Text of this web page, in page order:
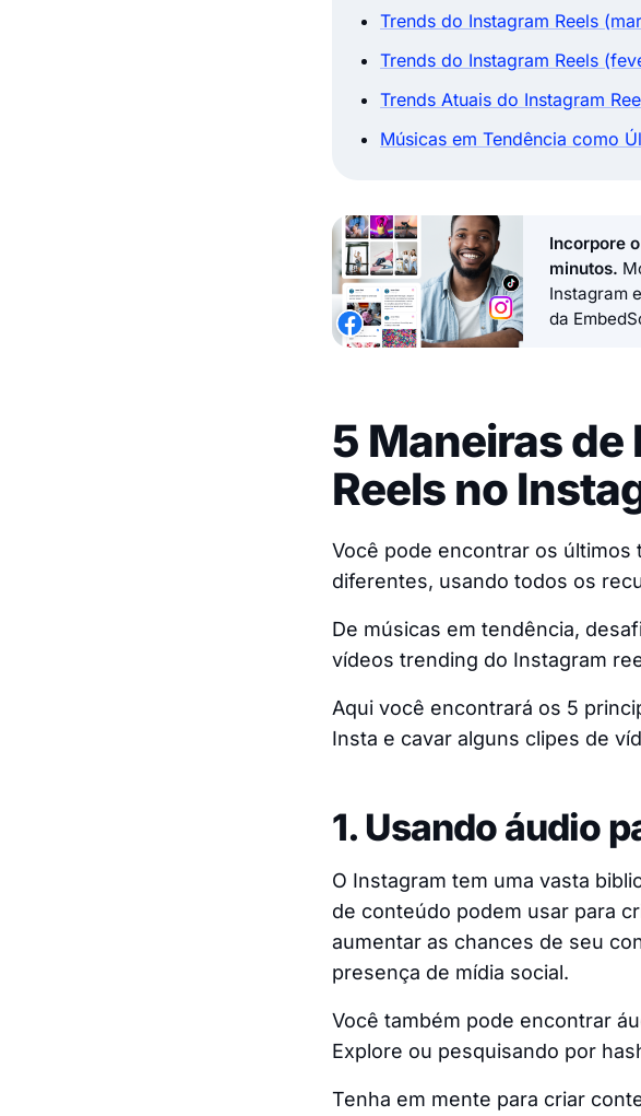
Trends do Instagram Reels
Trends do Instagram Reels
Trends Atuais do Instagram
Músicas em Tendência como
Incorpore
minutos.
Instagram
da
5 Maneiras
Reels no
Você pode encontrar os últimos
diferentes, usando todos os
De músicas em tendência,
vídeos trending do Instagram
Aqui você encontrará os 5
Insta e cavar alguns clipes de
1. Usando áudio
O Instagram tem uma vasta
de conteúdo podem usar para
aumentar as chances de seu
presença de mídia social.
Você também pode encontrar
Explore ou pesquisando por
Tenha em mente para criar